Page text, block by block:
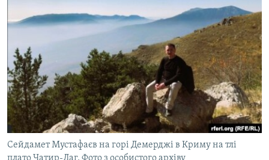
ДЕПОРТАЦІЯ
СВІДЧЕННЯ ОКУПАЦІЇ
УКРАЇНСЬКА ПРОБЛЕМА КРИМУ
ІНФОГРАФІКА
ЯК ОБІЙТИ БЛОКУВАННЯ
Русский
Qırımtatar
ДОЛУЧАЙСЯ!
Сейдамет Мустафаєв на горі Демерджі в Криму на тлі